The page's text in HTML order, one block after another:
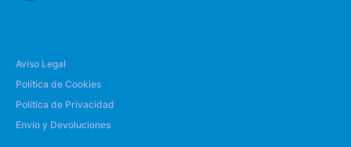
Aviso Legal
Política de Cookies
Política de Privacidad
Envío y Devoluciones